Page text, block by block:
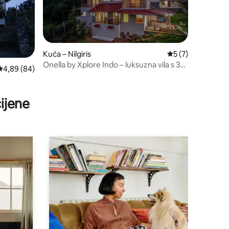
ocjena: 4,89/5, recenzija: 84
4,89 (84)
Kuća – Nilgiris Prosječna
5 (7)
Onella by Xplore Indo – luksuzna vila s 3